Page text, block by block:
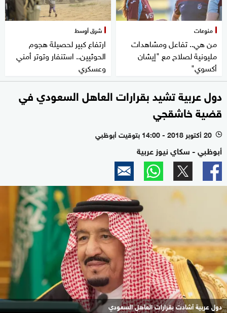
منوعات
من هي.. تفاعل ومشاهدات
مليونية لصلاح مع "إيشان
أكسوي"
شرق أوسط
ارتفاع كبير لحصيلة هجوم
الحوثيين.. استنفار وتوتر أمني
وعسكري
دول عربية تشيد بقرارات العاهل السعودي في
قضية خاشقجي
l 20 أكتوبر 2018 - 14:00 بتوقيت أبوظبي
أبوظبي - سكاي نيوز عربية
دول عربية أشادت بقرارات العاهل السعودي